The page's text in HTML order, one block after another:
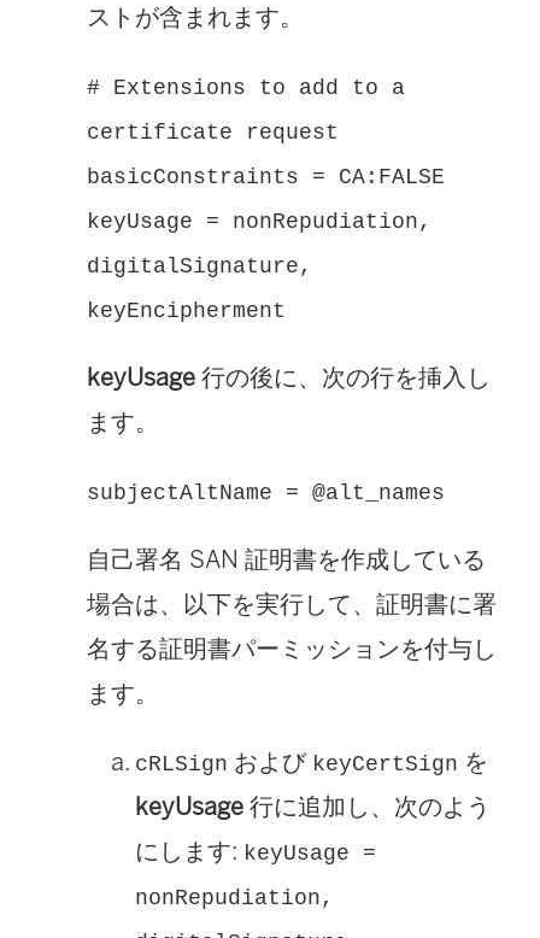
ストが含まれます。
# Extensions to add to a
certificate request
basicConstraints = CA:FALSE
keyUsage = nonRepudiation,
digitalSignature,
keyEncipherment
keyUsage 行の後に、次の行を挿入し
ます。
subjectAltName = @alt_names
自己署名 SAN 証明書を作成している
場合は、以下を実行して、証明書に署
名する証明書パーミッションを付与し
ます。
cRLSign および keyCertSign を
keyUsage 行に追加し、次のよう
にします: keyUsage =
nonRepudiation,